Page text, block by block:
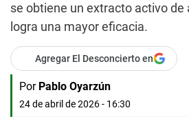
se obtiene un extracto activo de
logra una mayor eficacia.
Agregar El Desconcierto en
Por Pablo Oyarzún
24 de abril de 2026 - 16:30